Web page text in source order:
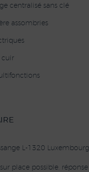
centralisé sans clé
assombries
cuir
L-1320
place possible,